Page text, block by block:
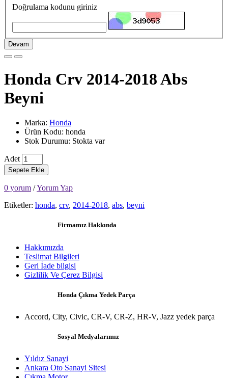
Doğrulama kodunu giriniz
Devam
Honda Crv 2014-2018 Abs
Beyni
Marka: Honda
Ürün Kodu: honda
Stok Durumu: Stokta var
Adet
Sepete Ekle
0 yorum /Yorum Yap
Etiketler: honda, crv, 2014-2018, abs, beyni
Firmamız Hakkında
Hakkımızda
Teslimat Bilgileri
Geri İade bilgisi
Gizlilik Ve Çerez Bilgisi
Honda Çıkma Yedek Parça
Accord, City, Civic, CR-V, CR-Z, HR-V, Jazz yedek parça
Sosyal Medyalarımız
Yıldız Sanayi
Ankara Oto Sanayi Sitesi